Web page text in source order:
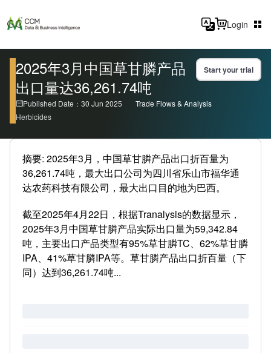
Login
2025年3月中国草甘膦产品
出口量达36,261.74吨
Start your trial
Published Date：30 Jun 2025
Trade Flows & Analysis
Herbicides
摘要: 2025年3月，中国草甘膦产品出口折百量为
36,261.74吨，最大出口公司为四川省乐山市福华通
达农药科技有限公司，最大出口目的地为巴西。
截至2025年4月22日，根据Tranalysis的数据显示，
2025年3月中国草甘膦产品实际出口量为59,342.84
吨，主要出口产品类型有95%草甘膦TC、62%草甘膦
IPA、41%草甘膦IPA等。草甘膦产品出口折百量（下
同）达到36,261.74吨...